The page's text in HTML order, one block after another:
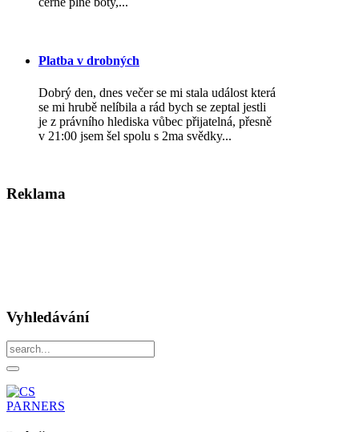
Platba v drobných
Dobrý den, dnes večer se mi stala událost která
se mi hrubě nelíbila a rád bych se zeptal jestli
je z právního hlediska vůbec přijatelná, přesně
v 21:00 jsem šel spolu s 2ma svědky...
Reklama
Vyhledávání